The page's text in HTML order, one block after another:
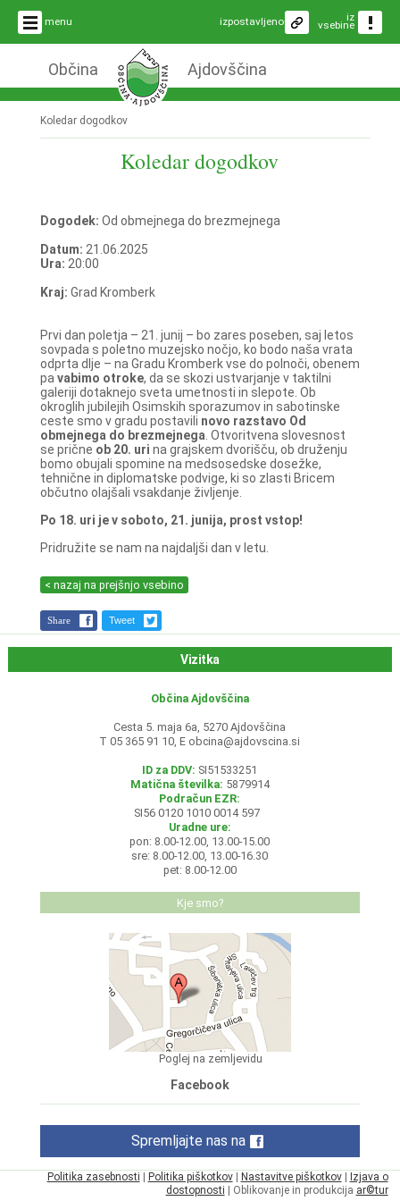
menu iz
vsebine
izpostavljeno
Občina Ajdovščina
Koledar dogodkov
Koledar dogodkov
Dogodek: Od obmejnega do brezmejnega
Datum: 21.06.2025
Ura: 20:00
Kraj: Grad Kromberk
Prvi dan poletja – 21. junij – bo zares poseben, saj letos
sovpada s poletno muzejsko nočjo, ko bodo naša vrata
odprta dlje – na Gradu Kromberk vse do polnoči, obenem
pa vabimo otroke, da se skozi ustvarjanje v taktilni
galeriji dotaknejo sveta umetnosti in slepote. Ob
okroglih jubilejih Osimskih sporazumov in sabotinske
ceste smo v gradu postavili novo razstavo Od
obmejnega do brezmejnega . Otvoritvena slovesnost
se prične ob 20. uri na grajskem dvorišču, ob druženju
bomo obujali spomine na medsosedske dosežke,
tehnične in diplomatske podvige, ki so zlasti Bricem
občutno olajšali vsakdanje življenje.
Po 18. uri je v soboto, 21. junija, prost vstop!
Pridružite se nam na najdaljši dan v letu.
< nazaj na prejšnjo vsebino
Share Tweet
Vizitka
Občina Ajdovščina
Cesta 5. maja 6a, 5270 Ajdovščina
T 05 365 91 10, E obcina@ajdovscina.si
ID za DDV: SI51533251
Matična številka: 5879914
Podračun EZR:
SI56 0120 1010 0014 597
Uradne ure:
pon: 8.00-12.00, 13.00-15.00
sre: 8.00-12.00, 13.00-16.30
pet: 8.00-12.00
Kje smo?
Poglej na zemljevidu
Facebook
Spremljajte nas na
Politika zasebnosti | Politika piškotkov| Nastavitve piškotkov| Izjava o
dostopnosti | Oblikovanje in produkcija ar©tur